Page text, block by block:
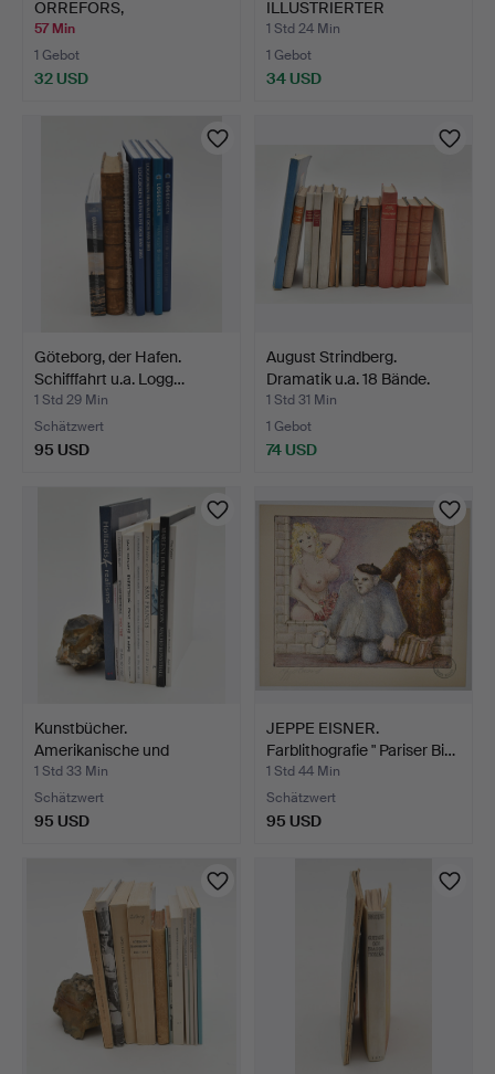
ORREFORS,
SCHWEDISCHES SILB…
57 Min
1 Gebot
32 USD
ILLUSTRIERTER
KINDERLITERATU…
1 Std 24 Min
1 Gebot
34 USD
Göteborg, der Hafen.
Schifffahrt u.a. Logg…
1 Std 29 Min
Schätzwert
95 USD
August Strindberg.
Dramatik u.a. 18 Bände.
1 Std 31 Min
1 Gebot
74 USD
Kunstbücher.
Amerikanische und
englische K…
1 Std 33 Min
Schätzwert
95 USD
JEPPE EISNER.
Farblithografie " Pariser Bi…
1 Std 44 Min
Schätzwert
95 USD